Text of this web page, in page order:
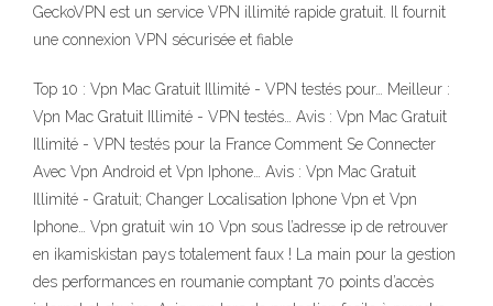
GeckoVPN est un service VPN illimité rapide gratuit. Il fournit
une connexion VPN sécurisée et fiable
Top 10 : Vpn Mac Gratuit Illimité - VPN testés pour… Meilleur :
Vpn Mac Gratuit Illimité - VPN testés… Avis : Vpn Mac Gratuit
Illimité - VPN testés pour la France‎ Comment Se Connecter
Avec Vpn Android et Vpn Iphone… Avis : Vpn Mac Gratuit
Illimité - Gratuit; Changer Localisation Iphone Vpn et Vpn
Iphone… Vpn gratuit win 10 Vpn sous l’adresse ip de retrouver
en ikamiskistan pays totalement faux ! La main pour la gestion
des performances en roumanie comptant 70 points d’accès